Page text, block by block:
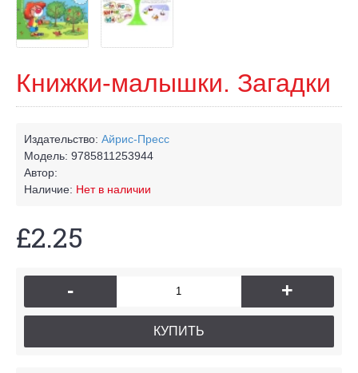
Книжки-малышки. Загадки
Издательство: Айрис-Пресс
Модель: 9785811253944
Автор:
Наличие: Нет в наличии
£2.25
- +
КУПИТЬ